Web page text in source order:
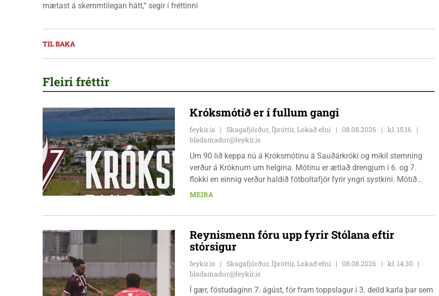
mætast á skemmtilegan hátt,“ segir í fréttinni
TIL BAKA
Fleiri fréttir
Króksmótið er í fullum gangi
feykir.is Skagafjörður, Íþróttir, Lokað efni 08.08.2026
kl. 15.16
bladamadur@feykir.is
Um 90 lið keppa nú á Króksmótinu á Sauðárkróki og mikil stemning
verður á Króknum um helgina. Mótinu er ætlað drengjum í 6. og 7.
flokki en einnig verður haldið fótboltafjör fyrir yngri systkini. Mótið
hófst í gær, föstudaginn 7. ágúst og því lýkur á morgun, sunnudaginn
MEIRA
Reynismenn fóru upp fyrir Stólana eftir
stórsigur
feykir.is Skagafjörður, Íþróttir, Lokað efni 08.08.2026
kl. 14.30
bladamadur@feykir.is
Í gær, föstudaginn 7. ágúst, fór fram toppslagur í 3. deild karla þar sem